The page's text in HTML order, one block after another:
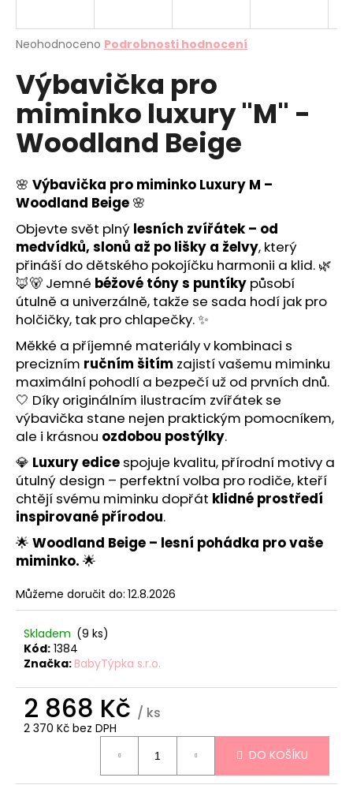
Průměrné
produktu
je
5
hvězdiček.
Neohodnoceno Podrobnosti hodnocení
Výbavička pro
miminko luxury "M" -
Woodland Beige
🌸 Výbavička pro miminko Luxury M –
Woodland Beige 🌸
Objevte svět plný lesních zvířátek – od
medvídků, slonů až po lišky a želvy, který
přináší do dětského pokojíčku harmonii a klid. 🌿
🦊🐻 Jemné béžové tóny s puntíky působí
útulně a univerzálně, takže se sada hodí jak pro
holčičky, tak pro chlapečky. ✨
Měkké a příjemné materiály v kombinaci s
precizním ručním šitím zajistí vašemu miminku
maximální pohodlí a bezpečí už od prvních dnů.
🤍 Díky originálním ilustracím zvířátek se
výbavička stane nejen praktickým pomocníkem,
ale i krásnou ozdobou postýlky.
💎 Luxury edice spojuje kvalitu, přírodní motivy a
útulný design – perfektní volba pro rodiče, kteří
chtějí svému miminku dopřát klidné prostředí
inspirované přírodou.
🌟 Woodland Beige – lesní pohádka pro vaše
miminko. 🌟
Můžeme doručit do: 12.8.2026
Skladem (9 ks)
Kód: 1384
Značka: BabyTýpka s.r.o.
2 868 Kč / ks
2 370 Kč bez DPH
DO KOŠÍKU
j
t
?
HLEDAT
D
o
p
o
r
u
č
u
j
e
m
e
HNÍZDEČKO
-
STARS
PINK
839
Kč